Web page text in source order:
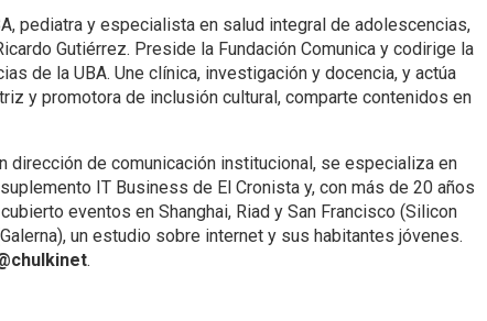
pediatra y especialista en salud integral de adolescencias,
Gutiérrez. Preside la Fundación Comunica y codirige la
de la UBA. Une clínica, investigación y docencia, y actúa
y promotora de inclusión cultural, comparte contenidos en
dirección de comunicación institucional, se especializa en
IT Business de El Cronista y, con más de 20 años
eventos en Shanghai, Riad y San Francisco (Silicon
un estudio sobre internet y sus habitantes jóvenes.
.